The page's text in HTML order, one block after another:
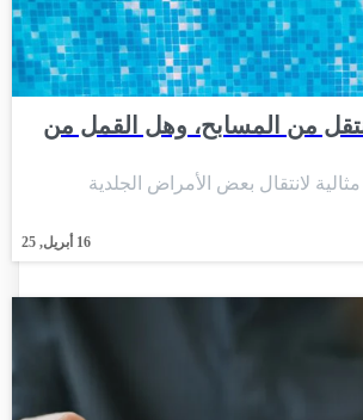
من المسابح، وهل القمل من
16 أبريل, 25
مثالية لانتقال بعض الأمراض الجلدية